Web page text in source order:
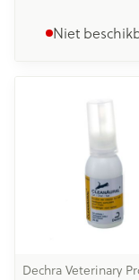
Niet
Dechra Veterinary